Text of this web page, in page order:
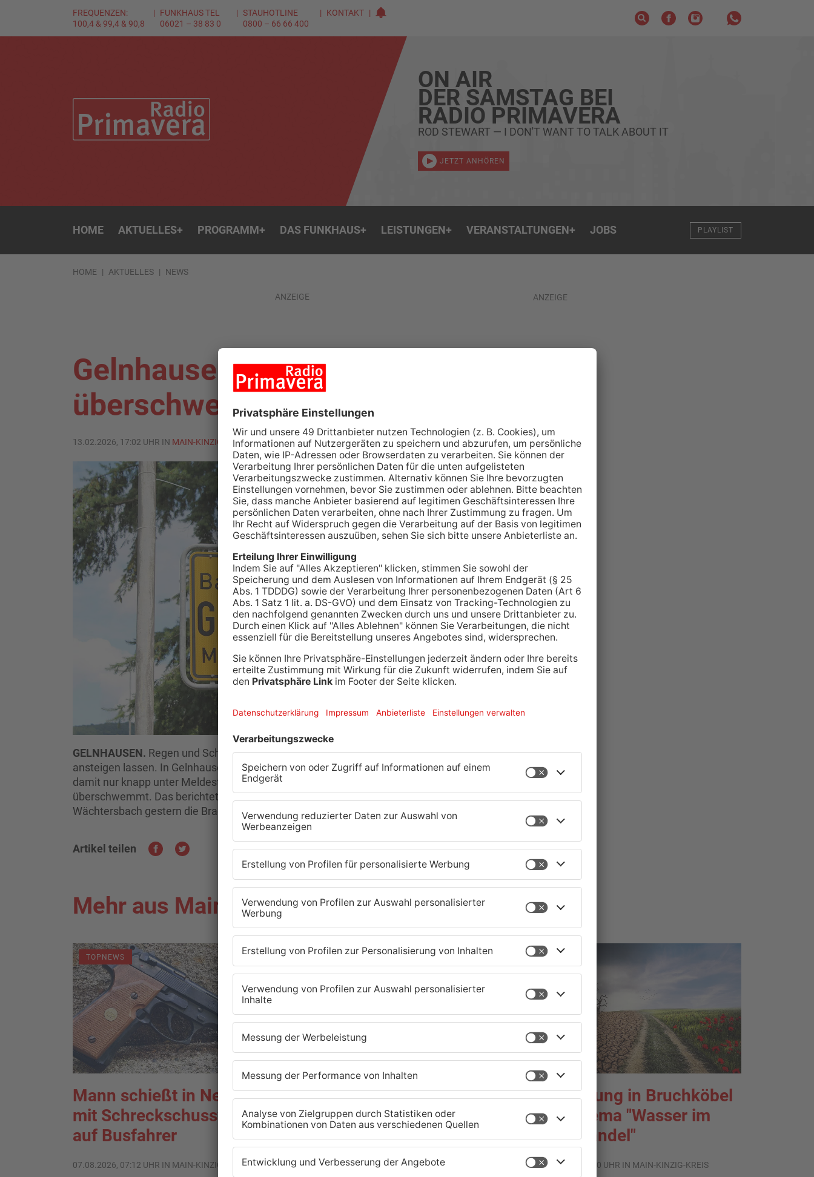
FREQUENZEN:
100,4 & 99,4 & 90,8
FUNKHAUS TEL
06021 – 38 83 0
STAUHOTLINE
0800 – 66 66 400
KONTAKT
ON AIR
DER SAMSTAG BEI
RADIO PRIMAVERA
ROD STEWART — I DON'T WANT TO TALK ABOUT IT
JETZT ANHÖREN
HOME AKTUELLES+ PROGRAMM+ DAS FUNKHAUS+ LEISTUNGEN+ VERANSTALTUNGEN+ JOBS PLAYLIST
HOME AKTUELLES NEWS
ANZEIGE
Gelnhausen: Uferparkplätze
überschwemmt
13.02.2026, 17:02 UHR IN MAIN-KINZIG-KREIS
GELNHAUSEN. Regen und Schmelzwasser haben die Pegel im Primaveraland deutlich
ansteigen lassen. In Gelnhausen liegt der Wasserstand der Kinzig bei rund 3,5 Metern und
damit nur knapp unter Meldestufe zwei. Dort sind bereits die Uferparkplätze
überschwemmt. Das berichtet die Gelnhäuser Neue Zeitung. Im mittleren Kinzigtal sind bei
Wächtersbach gestern die Brachtwiesen überflutet worden.
Artikel teilen
ANZEIGE
Mehr aus Main-Kinzig-Kreis
TOPNEWS
Mann schießt in Neuberg
mit Schreckschusswaffe
auf Busfahrer
07.08.2026, 07:12 UHR IN MAIN-KINZIG-KREIS
Schwerer Unfall zwischen
Langenselbolder Dreieck
und Hanauer Kreuz
07.08.2026, 07:07 UHR IN MAIN-KINZIG-KREIS
Ausstellung in Bruchköbel
zum Thema "Wasser im
Klimawandel"
07.08.2026, 05:00 UHR IN MAIN-KINZIG-KREIS